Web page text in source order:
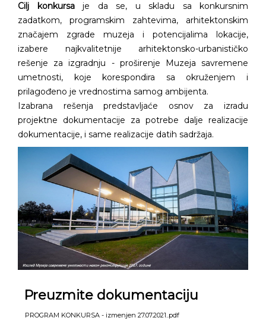
Cilj konkursaje da se, u skladu sa konkursnim
zadatkom, programskim zahtevima, arhitektonskim
značajem zgrade muzeja i potencijalima lokacije,
izabere najkvalitetnije arhitektonsko-urbanističko
rešenje za izgradnju - proširenje Muzeja savremene
umetnosti, koje korespondira sa okruženjem i
prilagođeno je vrednostima samog ambijenta.
Izabrana rešenja predstavljaće osnov za izradu
projektne dokumentacije za potrebe dalje realizacije
dokumentacije, i same realizacije datih sadržaja.
Preuzmite dokumentaciju
PROGRAM KONKURSA - izmenjen 27.07.2021..pdf